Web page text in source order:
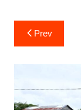
Navigasi
pos
Prev